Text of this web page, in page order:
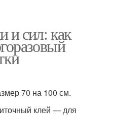
и сил: как
70 на 100 см.
клей — для